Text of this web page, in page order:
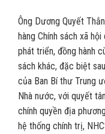
Ông Dương Quyết
hàng Chính sách xã
phát triển, đồng hành
sách khác, đặc biệt
của Ban Bí thư Trung
Nhà nước, với quyết
chính quyền địa
hệ thống chính trị,